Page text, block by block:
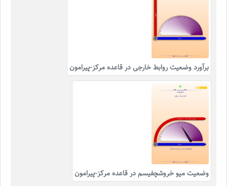
برآورد وضعیت روابط خارجی در قاعده مرکز-پیرامون
وضعیت میو خروشچفیسم در قاعده مرکز-پیرامون